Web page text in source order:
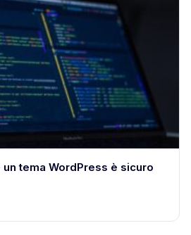
tema WordPress è sicuro